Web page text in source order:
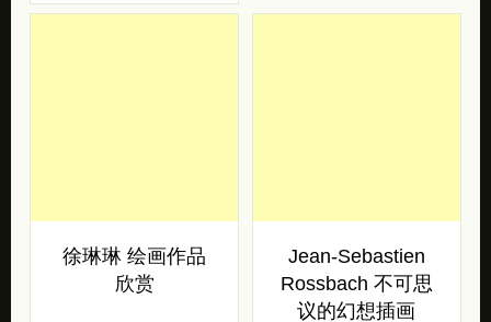
徐琳琳 绘画作品
欣赏
Jean-Sebastien
Rossbach 不可思
议的幻想插画